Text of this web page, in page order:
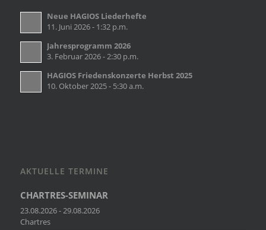
Neue HAGIOS Liederhefte
11. Juni 2026 - 1:32 p.m.
Jahresprogramm 2026
3. Februar 2026 - 2:30 p.m.
HAGIOS Friedenskonzerte Herbst 2025
10. Oktober 2025 - 5:30 a.m.
AKTUELLE TERMINE
CHARTRES-SEMINAR
23.08.2026 - 29.08.2026
Chartres